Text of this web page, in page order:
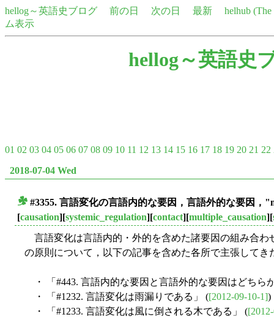
hellog～英語史ブログ 前の日 次の日 最新
helhub
ム表示
hellog～英語史
01 02 03 04 05 06 07 08 09 10 11 12 13 14 15 16 17 18 19 20 21 22
2018-07-04 Wed
#3355. 言語変化の言語内的な要因，言語外的な要因，
[causation][systemic_regulation][contact][multiple_causation][
言語変化は言語内的・外的を含めた諸要因の組み合わ
の原則について，以下の記事を含めた各所で主張してき
・ 「#443. 言語内的な要因と言語外的な要因はどちら
・ 「#1232. 言語変化は雨漏りである」 ([2012-09-10-1])
・ 「#1233. 言語変化は風に倒される木である」 (